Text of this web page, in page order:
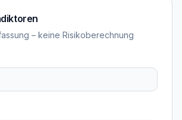
– keine Risikoberechnung